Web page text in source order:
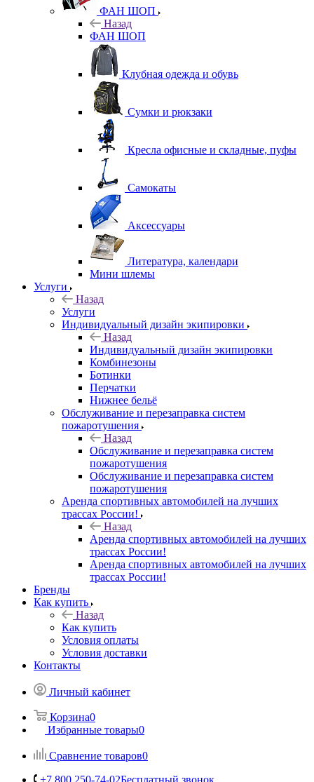
ФАН ШОП
Назад
ФАН ШОП
Клубная одежда и обувь
Сумки и рюкзаки
Кресла офисные и складные, пуфы
Самокаты
Аксессуары
Литература, календари
Мини шлемы
Услуги
Назад
Услуги
Индивидуальный дизайн экипировки
Назад
Индивидуальный дизайн экипировки
Комбинезоны
Ботинки
Перчатки
Нижнее бельё
Обслуживание и перезаправка систем
пожаротушения
Назад
Обслуживание и перезаправка систем
пожаротушения
Обслуживание и перезаправка систем
пожаротушения
Аренда спортивных автомобилей на лучших
трассах России!
Назад
Аренда спортивных автомобилей на лучших
трассах России!
Аренда спортивных автомобилей на лучших
трассах России!
Бренды
Как купить
Назад
Как купить
Условия оплаты
Условия доставки
Контакты
Личный кабинет
Корзина0
Избранные товары0
Сравнение товаров0
+7 800 250-74-02Бесплатный звонок